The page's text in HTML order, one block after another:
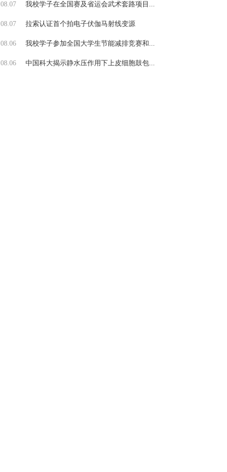
08.07 我校学子在全国赛及省运会武术套路项目...
08.07 拉索认证首个拍电子伏伽马射线变源
08.06 我校学子参加全国大学生节能减排竞赛和...
08.06 中国科大揭示静水压作用下上皮细胞鼓包...